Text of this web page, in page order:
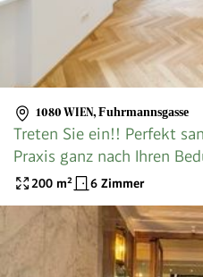
1080 WIEN, Fuhrmannsgasse
Treten Sie ein!! Perfekt
Praxis ganz nach Ihren
Alles neu + perfekter Stil +
200 m² 6 Zimmer